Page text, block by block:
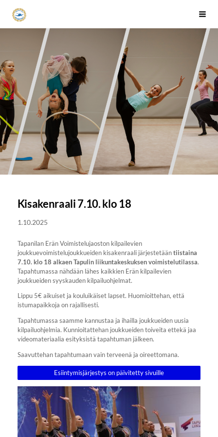
Siirry
sivun
sisältöön
Tapanilan Erä Voimistelujaosto
Kisakenraali 7.10. klo 18
1.10.2025
Tapanilan Erän Voimistelujaoston kilpailevien
joukkuevoimistelujoukkueiden kisakenraali järjestetääntiistaina
7.10. klo 18 alkaen Tapulin liikuntakeskuksen voimistelutilassa.
Tapahtumassa nähdään lähes kaikkien Erän kilpailevien
joukkueiden syyskauden kilpailuohjelmat.
Lippu 5€ aikuiset ja kouluikäiset lapset. Huomioittehan, että
istumapaikkoja on rajallisesti.
Tapahtumassa saamme kannustaa ja ihailla joukkueiden uusia
kilpailuohjelmia. Kunnioitattehan joukkueiden toiveita ettekä jaa
videomateriaalia esityksistä tapahtuman jälkeen.
Saavuttehan tapahtumaan vain terveenä ja oireettomana.
Esiintymisjärjestys on päivitetty sivuille